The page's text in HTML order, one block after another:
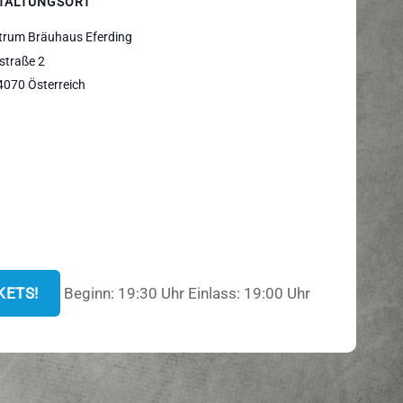
Bräuhaus Eferding
2
Österreich
Beginn: 19:30 Uhr Einlass: 19:00 Uhr